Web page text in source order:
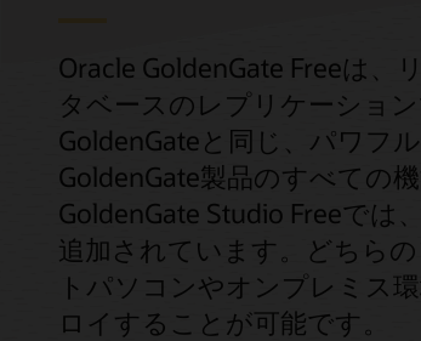
Oracle GoldenGate Freeは
タベースのレプリケーショ
GoldenGateと同じ、パワフ
GoldenGate製品のすべての
GoldenGate Studio Freeでは
追加されています。どちら
トパソコンやオンプレミス
ロイすることが可能です。